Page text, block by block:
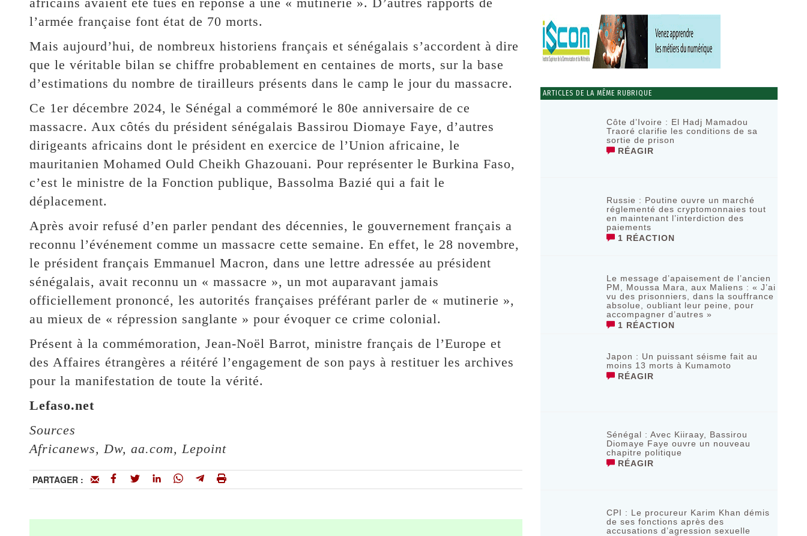
l’armée française font état de 70 morts.
Mais aujourd’hui, de nombreux historiens français et sénégalais s’accordent à dire
que le véritable bilan se chiffre probablement en centaines de morts, sur la base
d’estimations du nombre de tirailleurs présents dans le camp le jour du massacre.
Ce 1er décembre 2024, le Sénégal a commémoré le 80e anniversaire de ce
massacre. Aux côtés du président sénégalais Bassirou Diomaye Faye, d’autres
dirigeants africains dont le président en exercice de l’Union africaine, le
mauritanien Mohamed Ould Cheikh Ghazouani. Pour représenter le Burkina Faso,
c’est le ministre de la Fonction publique, Bassolma Bazié qui a fait le
déplacement.
Après avoir refusé d’en parler pendant des décennies, le gouvernement français a
reconnu l’événement comme un massacre cette semaine. En effet, le 28 novembre,
le président français Emmanuel Macron, dans une lettre adressée au président
sénégalais, avait reconnu un « massacre », un mot auparavant jamais
officiellement prononcé, les autorités françaises préférant parler de « mutinerie »,
au mieux de « répression sanglante » pour évoquer ce crime colonial.
Présent à la commémoration, Jean-Noël Barrot, ministre français de l’Europe et
des Affaires étrangères a réitéré l’engagement de son pays à restituer les archives
pour la manifestation de toute la vérité.
Lefaso.net
Sources
Africanews, Dw, aa.com, Lepoint
PARTAGER :
ARTICLES DE LA MÊME RUBRIQUE
Côte d’Ivoire : El Hadj Mamadou
Traoré clarifie les conditions de sa
sortie de prison
RÉAGIR
Russie : Poutine ouvre un marché
réglementé des cryptomonnaies tout
en maintenant l’interdiction des
paiements
1 RÉACTION
Le message d’apaisement de l’ancien
PM, Moussa Mara, aux Maliens : « J’ai
vu des prisonniers, dans la souffrance
absolue, oubliant leur peine, pour
accompagner d’autres »
1 RÉACTION
‎Japon : Un puissant séisme fait au
moins 13 morts à Kumamoto ‎
RÉAGIR
Sénégal : Avec Kiiraay, Bassirou
Diomaye Faye ouvre un nouveau
chapitre politique
RÉAGIR
CPI : Le procureur Karim Khan démis
de ses fonctions après des
accusations d’agression sexuelle